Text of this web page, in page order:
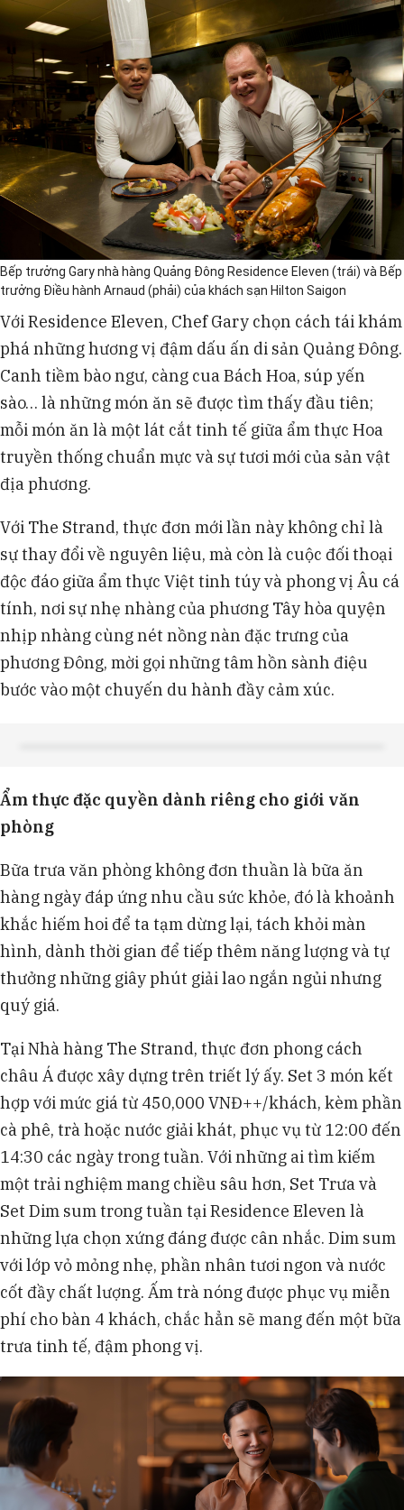
Bếp trưởng Gary nhà hàng Quảng Đông Residence Eleven (trái) và Bếp
trưởng Điều hành Arnaud (phải) của khách sạn Hilton Saigon
Với Residence Eleven, Chef Gary chọn cách tái khám
phá những hương vị đậm dấu ấn di sản Quảng Đông.
Canh tiềm bào ngư, càng cua Bách Hoa, súp yến
sào… là những món ăn sẽ được tìm thấy đầu tiên;
mỗi món ăn là một lát cắt tinh tế giữa ẩm thực Hoa
truyền thống chuẩn mực và sự tươi mới của sản vật
địa phương.
Với The Strand, thực đơn mới lần này không chỉ là
sự thay đổi về nguyên liệu, mà còn là cuộc đối thoại
độc đáo giữa ẩm thực Việt tinh túy và phong vị Âu cá
tính, nơi sự nhẹ nhàng của phương Tây hòa quyện
nhịp nhàng cùng nét nồng nàn đặc trưng của
phương Đông, mời gọi những tâm hồn sành điệu
bước vào một chuyến du hành đầy cảm xúc.
Ẩm thực đặc quyền dành riêng cho giới văn
phòng
Bữa trưa văn phòng không đơn thuần là bữa ăn
hàng ngày đáp ứng nhu cầu sức khỏe, đó là khoảnh
khắc hiếm hoi để ta tạm dừng lại, tách khỏi màn
hình, dành thời gian để tiếp thêm năng lượng và tự
thưởng những giây phút giải lao ngắn ngủi nhưng
quý giá.
Tại Nhà hàng The Strand, thực đơn phong cách
châu Á được xây dựng trên triết lý ấy. Set 3 món kết
hợp với mức giá từ 450,000 VNĐ++/khách, kèm phần
cà phê, trà hoặc nước giải khát, phục vụ từ 12:00 đến
14:30 các ngày trong tuần. Với những ai tìm kiếm
một trải nghiệm mang chiều sâu hơn, Set Trưa và
Set Dim sum trong tuần tại Residence Eleven là
những lựa chọn xứng đáng được cân nhắc. Dim sum
với lớp vỏ mỏng nhẹ, phần nhân tươi ngon và nước
cốt đầy chất lượng. Ấm trà nóng được phục vụ miễn
phí cho bàn 4 khách, chắc hẳn sẽ mang đến một bữa
trưa tinh tế, đậm phong vị.